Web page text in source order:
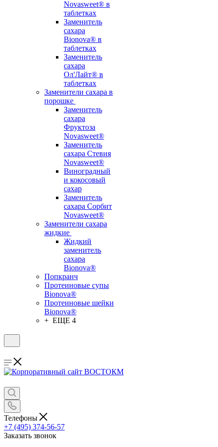
Novasweet® в
таблетках
Заменитель
сахара
Bionova® в
таблетках
Заменитель
сахара
Ол'Лайт® в
таблетках
Заменители сахара в
порошке
Заменитель
сахара
Фруктоза
Novasweet®
Заменитель
сахара Стевия
Novasweet®
Виноградный
и кокосовый
сахар
Заменитель
сахара Сорбит
Novasweet®
Заменители сахара
жидкие
Жидкий
заменитель
сахара
Bionova®
Попкранч
Протеиновые супы
Bionova®
Протеиновые шейки
Bionova®
+ ЕЩЕ 4
Телефоны
+7 (495) 374-56-57
Заказать звонок